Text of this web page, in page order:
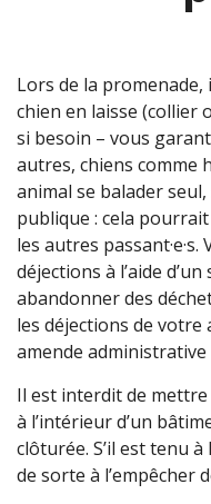
Lors de la
chien en laisse (collier
si besoin – vous
autres, chiens comme
animal se balader
publique : cela
les autres
déjections à l’aide
abandonner des
les déjections de votre
amende administrative
Il est interdit de mettre
à l’intérieur d’un
clôturée. S’il est tenu
de sorte à l’empêcher